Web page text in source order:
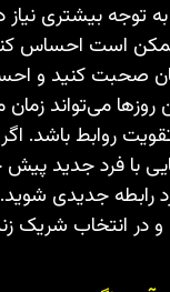
توجه بیشتری نیاز
است احساس
صحبت کنید و
روزها می‌تواند
روابط باشد.
با فرد جدید پیش
رابطه جدیدی
و در انتخاب شریک